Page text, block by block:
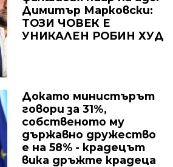
Димитър Марковски:
ТОЗИ ЧОВЕК Е
УНИКАЛЕН РОБИН ХУД
Докато министърът
говори за 31%,
собственото му
държавно дружество
е на 58% - крадецът
вика дръжте крадеца